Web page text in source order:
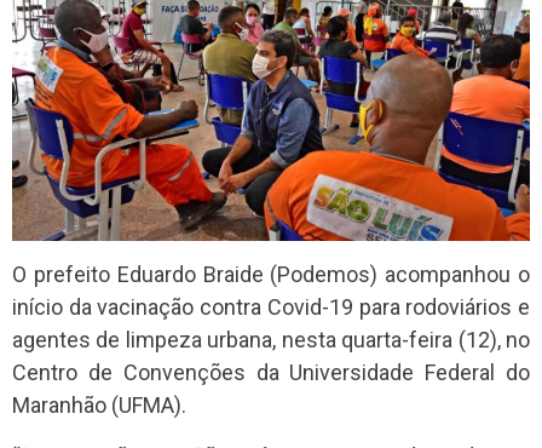
O prefeito Eduardo Braide (Podemos) acompanhou o
início da vacinação contra Covid-19 para rodoviários e
agentes de limpeza urbana, nesta quarta-feira (12), no
Centro de Convenções da Universidade Federal do
Maranhão (UFMA).